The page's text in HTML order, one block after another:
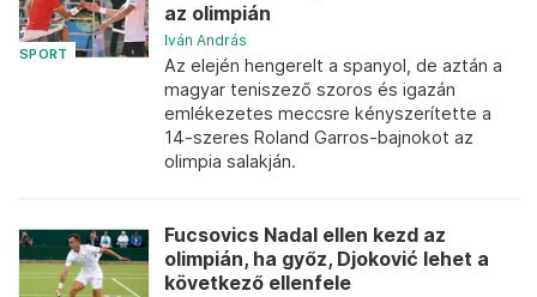
SPORT
az olimpián
Iván András
Az elején hengerelt a spanyol, de aztán a
magyar teniszező szoros és igazán
emlékezetes meccsre kényszerítette a
14-szeres Roland Garros-bajnokot az
olimpia salakján.
Fucsovics Nadal ellen kezd az
olimpián, ha győz, Djoković lehet a
következő ellenfele